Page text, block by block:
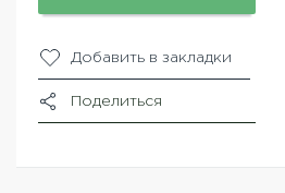
Добавить в закладки
Поделиться